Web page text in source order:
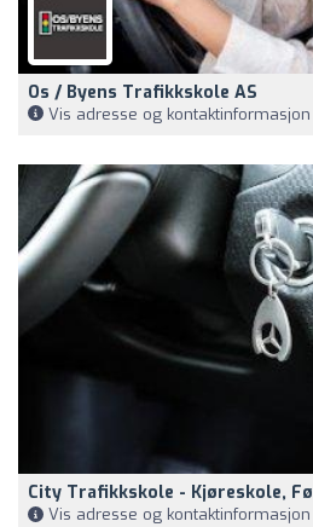
Os / Byens Trafikkskole AS
Vis adresse og kontaktinformasjon
City Trafikkskole - Kjøreskole,
Vis adresse og kontaktinformasjon